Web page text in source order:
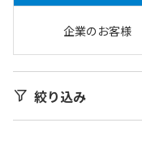
企業のお客様
絞り込み